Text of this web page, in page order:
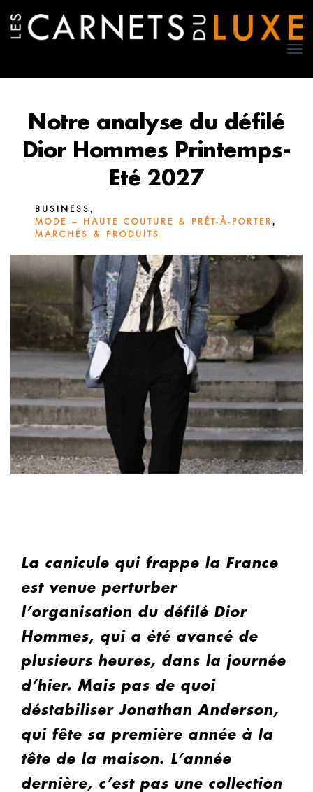
Notre analyse du défilé
Dior Hommes Printemps-
Eté 2027
BUSINESS ,
MODE – HAUTE COUTURE & PRÊT-À-PORTER ,
MARCHÉS & PRODUITS
La canicule qui frappe la France
est venue perturber
l’organisation du défilé Dior
Hommes, qui a été avancé de
plusieurs heures, dans la journée
d’hier. Mais pas de quoi
déstabiliser Jonathan Anderson,
qui fête sa première année à la
tête de la maison. L’année
dernière, c’est pas une collection